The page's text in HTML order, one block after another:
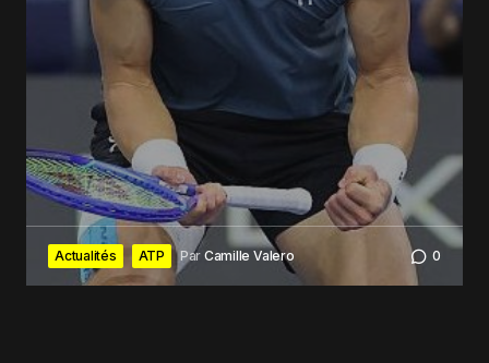
Actualités ATP Par Camille Valero 0